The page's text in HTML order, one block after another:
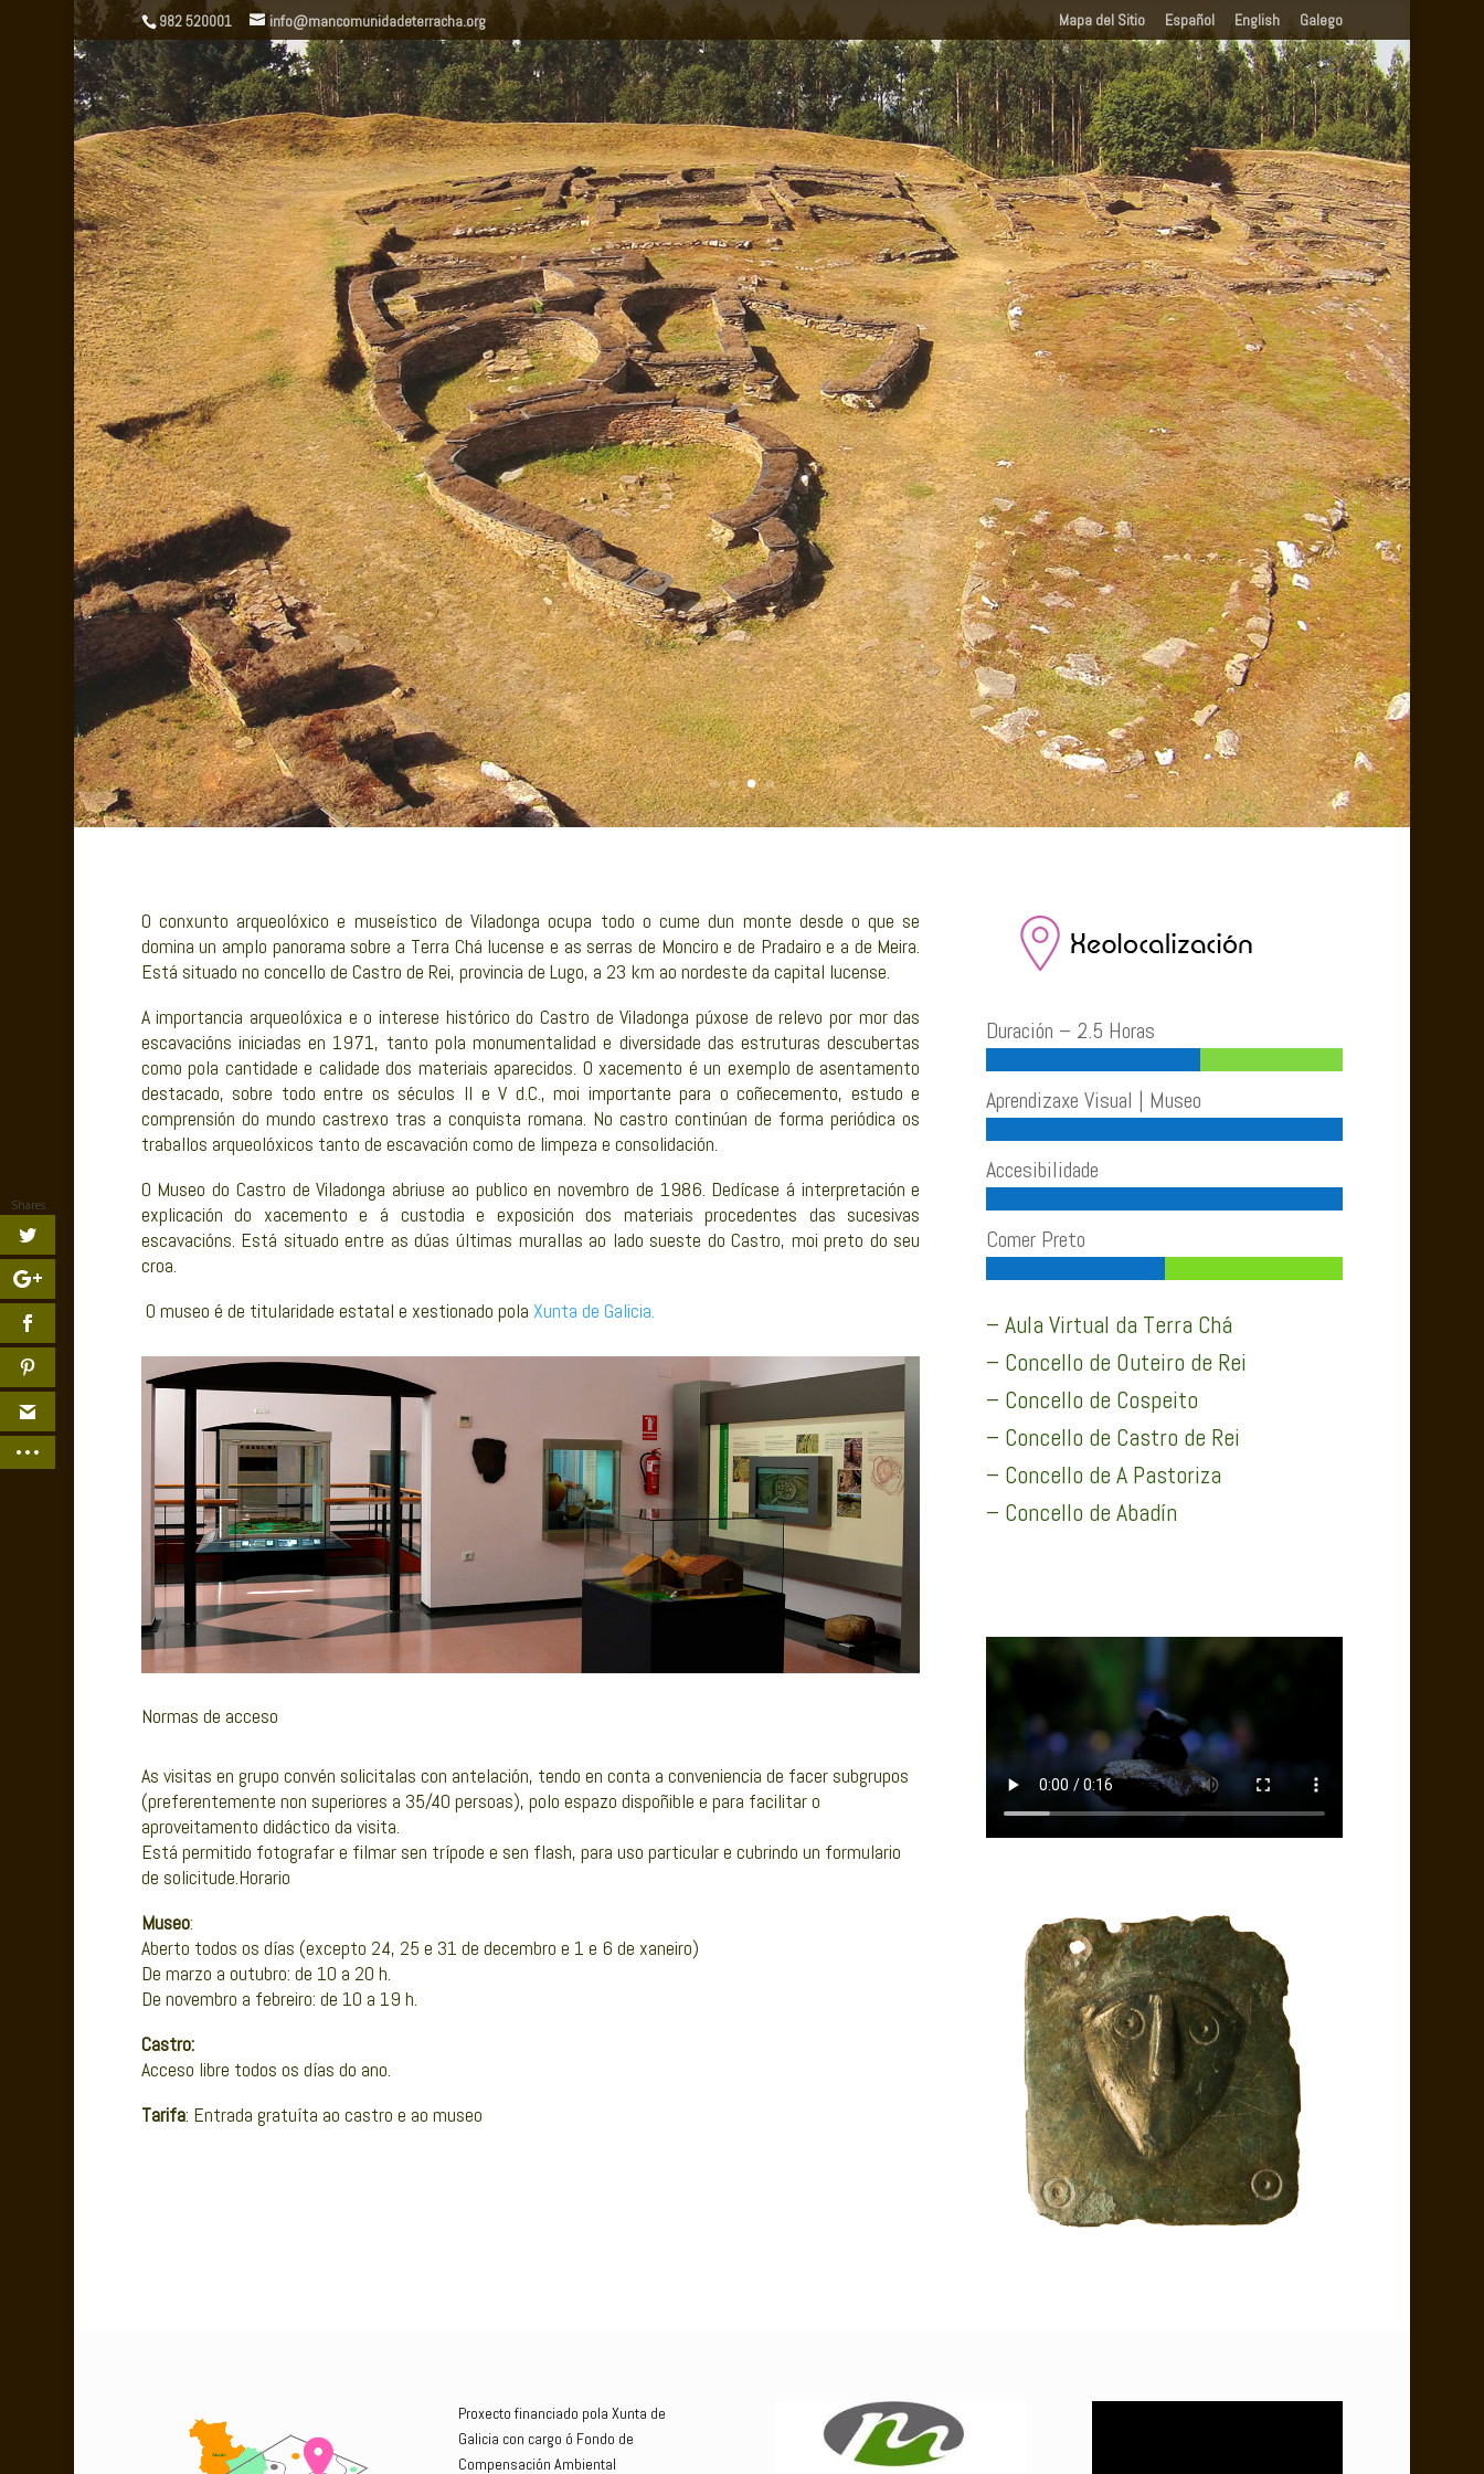
982 520001 info@mancomunidadeterracha.org Mapa del Sitio Español English Galego
.
O conxunto arqueolóxico e museístico de Viladonga ocupa todo o cume dun monte desde o que se
domina un amplo panorama sobre a Terra Chá lucense e as serras de Monciro e de Pradairo e a de Meira.
Está situado no concello de Castro de Rei, provincia de Lugo, a 23 km ao nordeste da capital lucense.
A importancia arqueolóxica e o interese histórico do Castro de Viladonga púxose de relevo por mor das
escavacións iniciadas en 1971, tanto pola monumentalidad e diversidade das estruturas descubertas
como pola cantidade e calidade dos materiais aparecidos. O xacemento é un exemplo de asentamento
destacado, sobre todo entre os séculos II e V d.C., moi importante para o coñecemento, estudo e
comprensión do mundo castrexo tras a conquista romana. No castro continúan de forma periódica os
traballos arqueolóxicos tanto de escavación como de limpeza e consolidación.
O Museo do Castro de Viladonga abriuse ao publico en novembro de 1986. Dedícase á interpretación e
explicación do xacemento e á custodia e exposición dos materiais procedentes das sucesivas
escavacións. Está situado entre as dúas últimas murallas ao lado sueste do Castro, moi preto do seu
croa.
O museo é de titularidade estatal e xestionado pola Xunta de Galicia.
Normas de acceso
As visitas en grupo convén solicitalas con antelación, tendo en conta a conveniencia de facer subgrupos
(preferentemente non superiores a 35/40 persoas), polo espazo dispoñible e para facilitar o
aproveitamento didáctico da visita.
Está permitido fotografar e filmar sen trípode e sen flash, para uso particular e cubrindo un formulario
de solicitude.Horario
Museo:
Aberto todos os días (excepto 24, 25 e 31 de decembro e 1 e 6 de xaneiro)
De marzo a outubro: de 10 a 20 h.
De novembro a febreiro: de 10 a 19 h.
Castro:
Acceso libre todos os días do ano.
Tarifa: Entrada gratuíta ao castro e ao museo
Duración – 2.5 Horas
Aprendizaxe Visual | Museo
Accesibilidade
Comer Preto
– Aula Virtual da Terra Chá
– Concello de Outeiro de Rei
– Concello de Cospeito
– Concello de Castro de Rei
– Concello de A Pastoriza
– Concello de Abadín
Proxecto financiado pola Xunta de
Galicia con cargo ó Fondo de
Compensación Ambiental
Shares